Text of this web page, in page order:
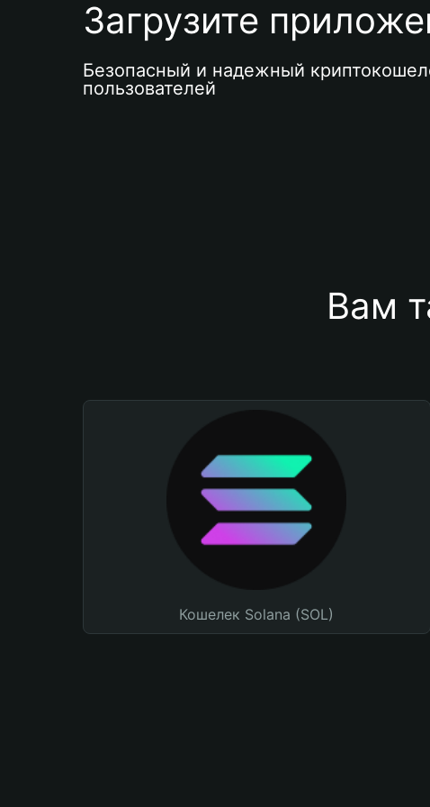
Загрузите
Безопасный и надежный
пользователей
Вам
Кошелек Solana (SOL)